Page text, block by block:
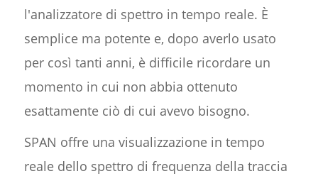
l'analizzatore di spettro in tempo reale. È
semplice ma potente e, dopo averlo usato
per così tanti anni, è difficile ricordare un
momento in cui non abbia ottenuto
esattamente ciò di cui avevo bisogno.
SPAN offre una visualizzazione in tempo
reale dello spettro di frequenza della traccia